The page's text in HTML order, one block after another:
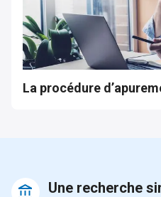
La procédure
Une recherche